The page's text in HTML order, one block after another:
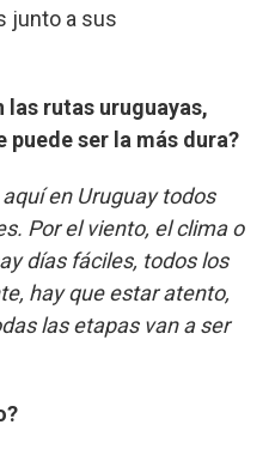
junto a sus
rutas uruguayas,
puede ser la más dura?
en Uruguay todos
Por el viento, el clima o
días fáciles, todos los
hay que estar atento,
las etapas van a ser